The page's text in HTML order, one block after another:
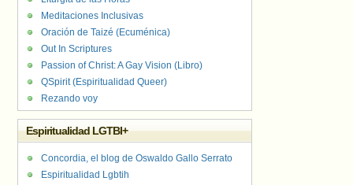
Meditaciones Inclusivas
Oración de Taizé (Ecuménica)
Out In Scriptures
Passion of Christ: A Gay Vision (Libro)
QSpirit (Espiritualidad Queer)
Rezando voy
Espiritualidad LGTBI+
Concordia, el blog de Oswaldo Gallo Serrato
Espiritualidad Lgbtih